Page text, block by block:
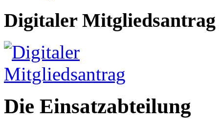
Digitaler Mitgliedsantrag
Die Einsatzabteilung